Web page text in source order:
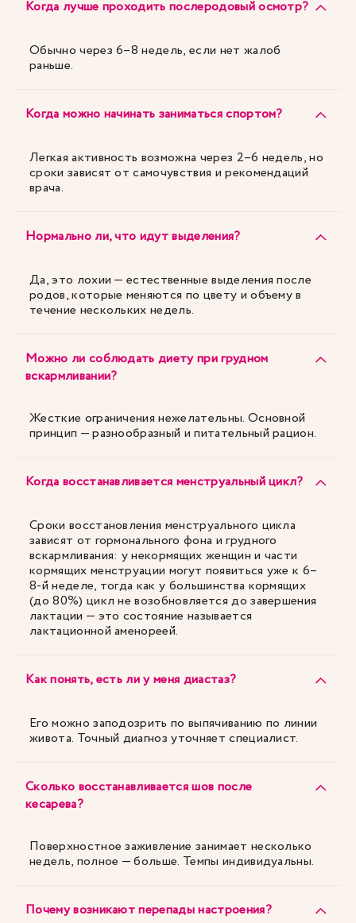
Когда лучше проходить послеродовый осмотр?
Обычно через 6–8 недель, если нет жалоб
раньше.
Когда можно начинать заниматься спортом?
Легкая активность возможна через 2–6 недель, но
сроки зависят от самочувствия и рекомендаций
врача.
Нормально ли, что идут выделения?
Да, это лохии — естественные выделения после
родов, которые меняются по цвету и объему в
течение нескольких недель.
Можно ли соблюдать диету при грудном
вскармливании?
Жесткие ограничения нежелательны. Основной
принцип — разнообразный и питательный рацион.
Когда восстанавливается менструальный цикл?
Сроки восстановления менструального цикла
зависят от гормонального фона и грудного
вскармливания: у некормящих женщин и части
кормящих менструации могут появиться уже к 6–
8-й неделе, тогда как у большинства кормящих
(до 80%) цикл не возобновляется до завершения
лактации — это состояние называется
лактационной аменореей.
Как понять, есть ли у меня диастаз?
Его можно заподозрить по выпячиванию по линии
живота. Точный диагноз уточняет специалист.
Сколько восстанавливается шов после
кесарева?
Поверхностное заживление занимает несколько
недель, полное — больше. Темпы индивидуальны.
Почему возникают перепады настроения?